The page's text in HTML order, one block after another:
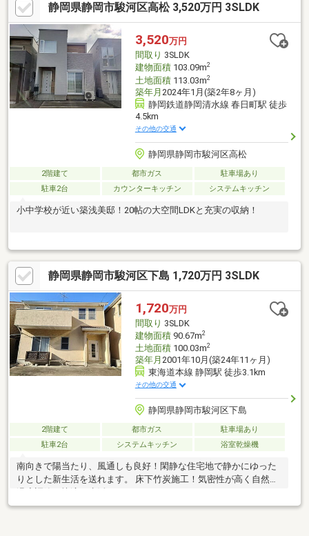
静岡県静岡市駿河区高松 3,520万円 3SLDK
3,520万円
間取り 3SLDK
建物面積103.09m2
土地面積113.03m2
築年月 2024年1月(築2年8ヶ月)
静岡鉄道静岡清水線 春日町駅 徒歩
4.5km
その他の交通
静岡県静岡市駿河区高松
2階建て 都市ガス
駐車場あり
駐車2台
カウンターキッチン システムキッチン
小中学校が近い築浅美邸！20帖の大空間LDKと充実の収納！
静岡県静岡市駿河区下島 1,720万円 3SLDK
1,720万円
間取り 3SLDK
建物面積90.67m2
土地面積100.03m2
築年月 2001年10月(築24年11ヶ月)
東海道本線 静岡駅 徒歩3.1km
その他の交通
静岡県静岡市駿河区下島
2階建て 都市ガス
駐車場あり
駐車2台
システムキッチン 浴室乾燥機
南向きで陽当たり、風通しも良好！閑静な住宅地で静かにゆった
りとした新生活を送れます。 床下竹炭施工！気密性が高く自然な